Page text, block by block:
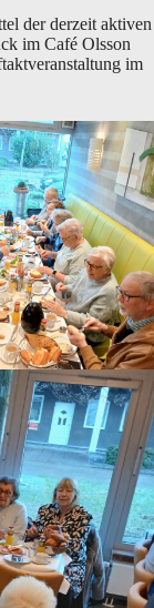
der derzeit aktiven
im Café Olsson
im